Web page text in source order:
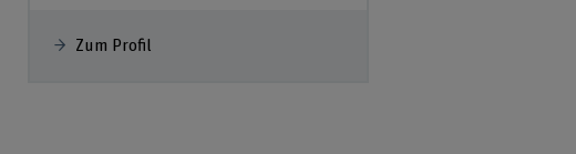
Zum Profil